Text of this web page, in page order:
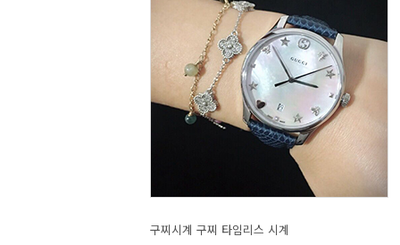
구찌시계 구찌 타임리스 시계